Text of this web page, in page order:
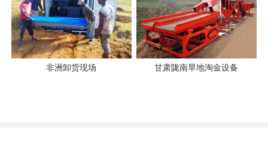
非洲卸货现场 甘肃陇南旱地淘金设备